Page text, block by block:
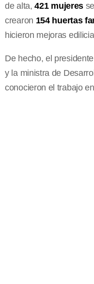
de alta, 421 mujeres
crearon 154 huertas
hicieron mejoras
De hecho, el
y la ministra de
conocieron el trabajo